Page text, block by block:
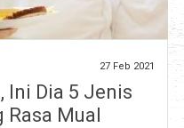
27 Feb 2021
Ini Dia 5 Jenis
Mual